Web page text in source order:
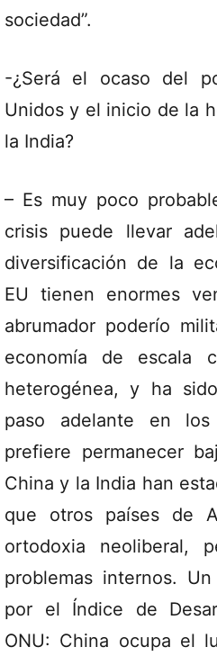
sociedad”.
-¿Será el ocaso del
Unidos y el inicio de la
la India?
– Es muy poco
crisis puede llevar
diversificación de la
EU tienen enormes
abrumador poderío
economía de escala
heterogénea, y ha
paso adelante en los
prefiere permanecer
China y la India han
que otros países de
ortodoxia neoliberal,
problemas internos.
por el Índice de
ONU: China ocupa el